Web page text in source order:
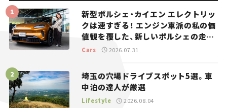
新型ポルシェ・カイエン エレクトリッ
クは速すぎる！ エンジン車派の私の価
値観を覆した、新しいポルシェの走
り。
Cars 2026.07.31
埼玉の穴場ドライブスポット5選。車
中泊の達人が厳選
Lifestyle 2026.08.04